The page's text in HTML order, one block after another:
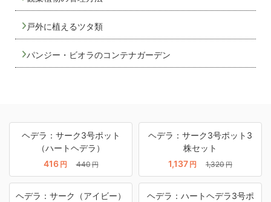
戸外に植えるツタ類
パンジー・ビオラのコンテナガーデン
ヘデラ：サーク3号ポット
（ハートヘデラ）
416 円 440円
ヘデラ：サーク3号ポット3
株セット
1,137 円 1,320円
ヘデラ：サーク（アイビー）
ヘデラ：ハートヘデラ3号ポ